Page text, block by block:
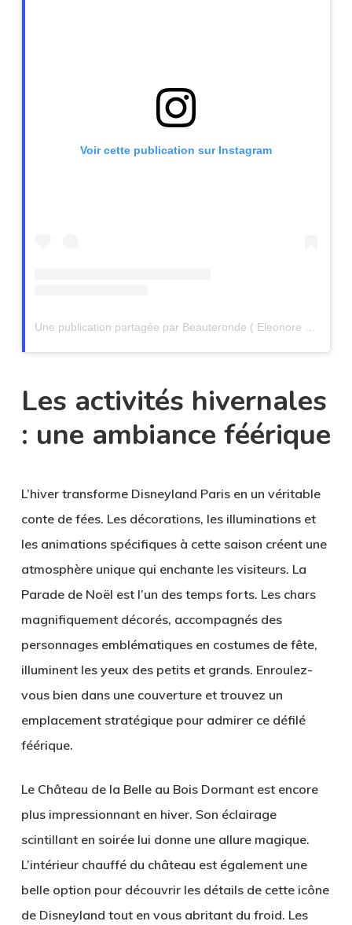
Voir cette publication sur Instagram
Les activités hivernales
: une ambiance féérique
L’hiver transforme Disneyland Paris en un véritable
conte de fées. Les décorations, les illuminations et
les animations spécifiques à cette saison créent une
atmosphère unique qui enchante les visiteurs. La
Parade de Noël est l’un des temps forts. Les chars
magnifiquement décorés, accompagnés des
personnages emblématiques en costumes de fête,
illuminent les yeux des petits et grands. Enroulez-
vous bien dans une couverture et trouvez un
emplacement stratégique pour admirer ce défilé
féérique.
Le Château de la Belle au Bois Dormantest encore
plus impressionnant en hiver. Son éclairage
scintillant en soirée lui donne une allure magique.
L’intérieur chauffé du château est également une
belle option pour découvrir les détails de cette icône
de Disneyland tout en vous abritant du froid. Les